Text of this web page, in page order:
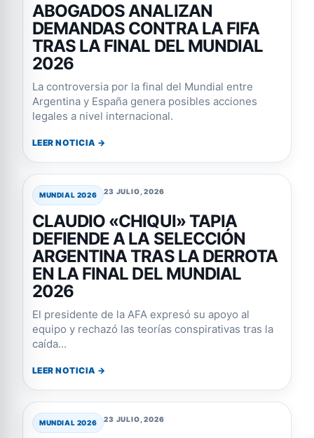
ABOGADOS ANALIZAN
DEMANDAS CONTRA LA FIFA
TRAS LA FINAL DEL MUNDIAL
2026
La controversia por la final del Mundial entre
Argentina y España genera posibles acciones
legales a nivel internacional.
LEER NOTICIA →
MUNDIAL 2026 23 JULIO, 2026
CLAUDIO «CHIQUI» TAPIA
DEFIENDE A LA SELECCIÓN
ARGENTINA TRAS LA DERROTA
EN LA FINAL DEL MUNDIAL
2026
El presidente de la AFA expresó su apoyo al
equipo y rechazó las teorías conspirativas tras la
caída...
LEER NOTICIA →
MUNDIAL 2026 23 JULIO, 2026